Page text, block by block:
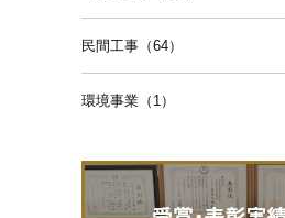
民間工事（64）
環境事業（1）